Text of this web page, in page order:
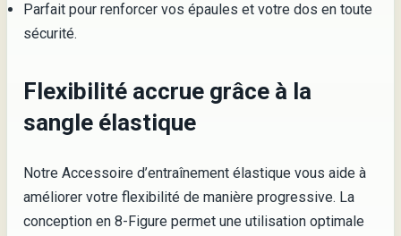
Parfait pour renforcer vos épaules et votre dos en toute
sécurité.
Flexibilité accrue grâce à la
sangle élastique
Notre Accessoire d’entraînement élastique vous aide à
améliorer votre flexibilité de manière progressive. La
conception en 8-Figure permet une utilisation optimale